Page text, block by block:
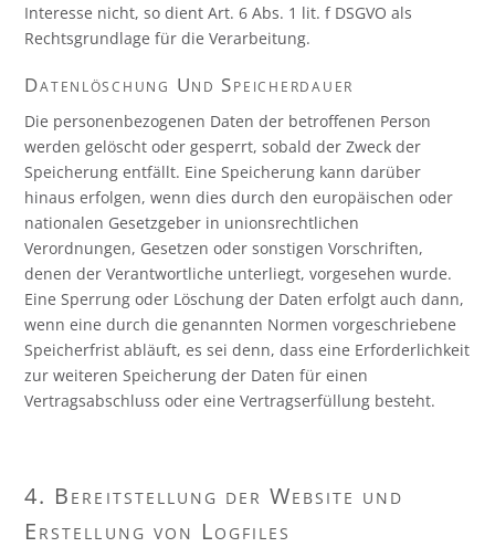
Interesse nicht, so dient Art. 6 Abs. 1 lit. f DSGVO als
Rechtsgrundlage für die Verarbeitung.
Datenlöschung Und Speicherdauer
Die personenbezogenen Daten der betroffenen Person
werden gelöscht oder gesperrt, sobald der Zweck der
Speicherung entfällt. Eine Speicherung kann darüber
hinaus erfolgen, wenn dies durch den europäischen oder
nationalen Gesetzgeber in unionsrechtlichen
Verordnungen, Gesetzen oder sonstigen Vorschriften,
denen der Verantwortliche unterliegt, vorgesehen wurde.
Eine Sperrung oder Löschung der Daten erfolgt auch dann,
wenn eine durch die genannten Normen vorgeschriebene
Speicherfrist abläuft, es sei denn, dass eine Erforderlichkeit
zur weiteren Speicherung der Daten für einen
Vertragsabschluss oder eine Vertragserfüllung besteht.
4. Bereitstellung der Website und
Erstellung von Logfiles